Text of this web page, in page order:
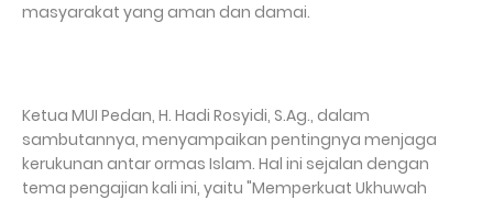
masyarakat yang aman dan damai.
Ketua MUI Pedan, H. Hadi Rosyidi, S.Ag., dalam
sambutannya, menyampaikan pentingnya menjaga
kerukunan antar ormas Islam. Hal ini sejalan dengan
tema pengajian kali ini, yaitu "Memperkuat Ukhuwah